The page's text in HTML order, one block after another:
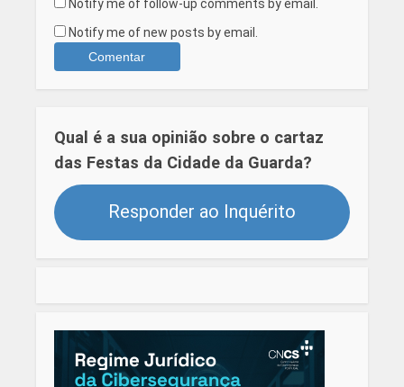
Notify me of follow-up comments by email.
Notify me of new posts by email.
Qual é a sua opinião sobre o cartaz
das Festas da Cidade da Guarda?
Responder ao Inquérito